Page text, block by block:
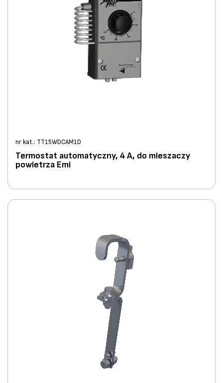
nr kat.: TT15WDCAM1D
Termostat automatyczny, 4 A, do mieszaczy
powietrza Emi